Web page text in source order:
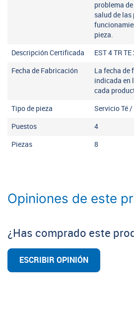
problema
salud de las
pieza.
Descripción Certificada EST 4 TR
Fecha de Fabricación
La fecha de
indicada en
cada
Tipo de pieza Servicio Té /
Puestos 4
Piezas 8
Opiniones de este
¿Has comprado este
ESCRIBIR OPINIÓN